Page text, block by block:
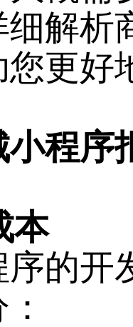
解析
您更好
程序
本
的开